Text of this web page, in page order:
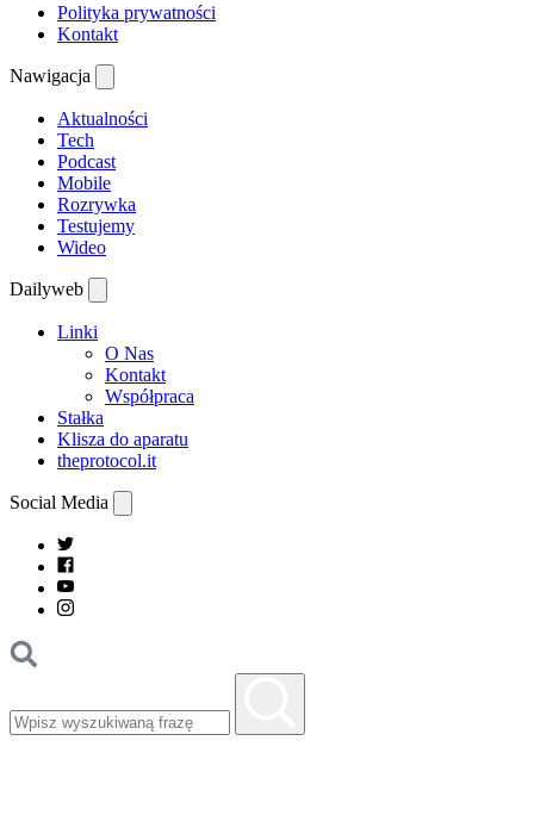
Polityka prywatności
Kontakt
Nawigacja
Aktualności
Tech
Podcast
Mobile
Rozrywka
Testujemy
Wideo
Dailyweb
Linki
O Nas
Kontakt
Współpraca
Stałka
Klisza do aparatu
theprotocol.it
Social Media